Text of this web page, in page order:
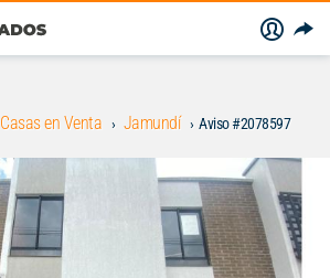
Casas en Venta Jamundí Aviso #2078597